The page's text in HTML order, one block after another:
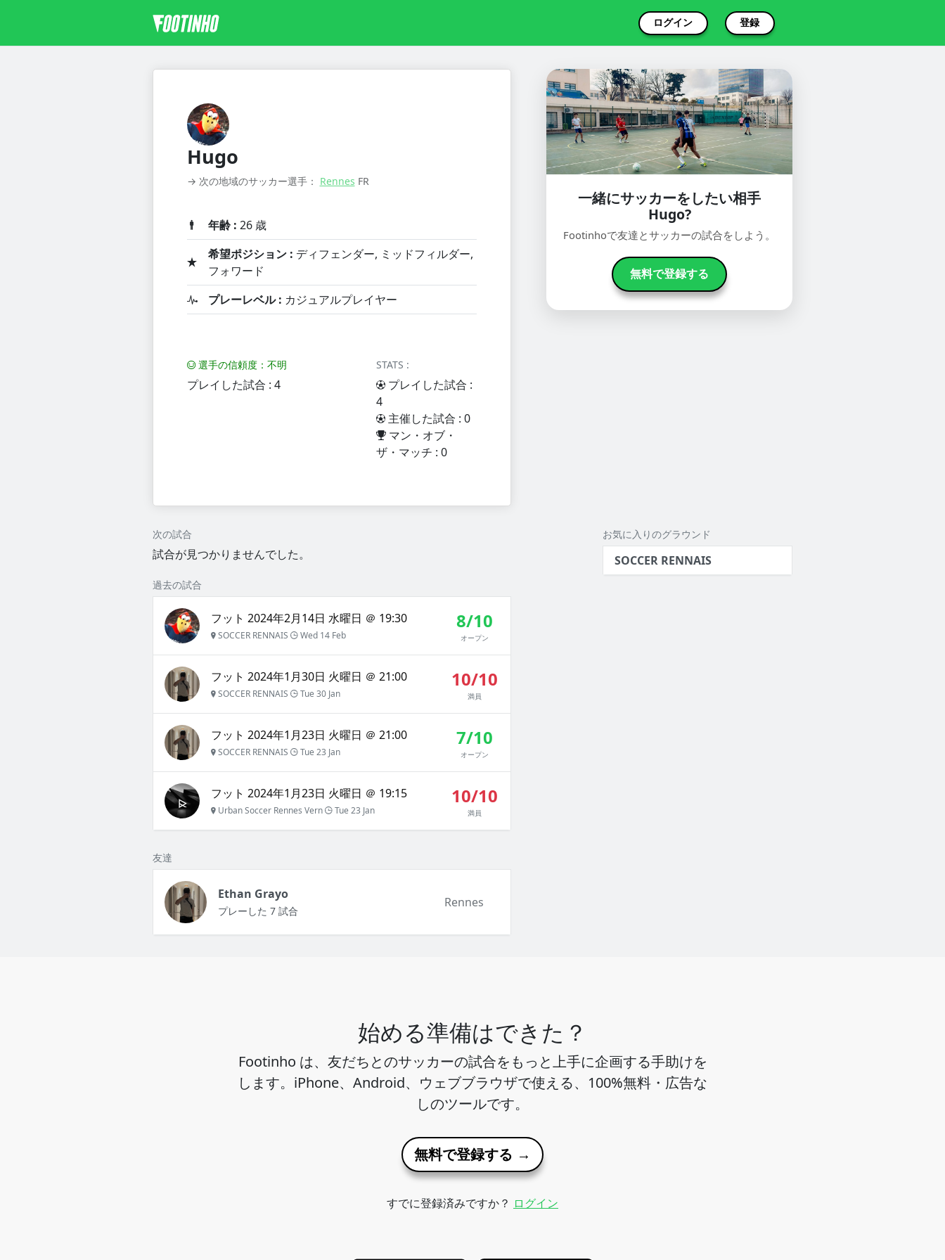
ログイン 登録
Hugo
→ 次の地域のサッカー選手： Rennes FR
年齢 : 26 歳
希望ポジション : ディフェンダー, ミッドフィルダー,
フォワード
プレーレベル : カジュアルプレイヤー
選手の信頼度：不明
プレイした試合 : 4
STATS :
プレイした試合 :
4
主催した試合 : 0
マン・オブ・
ザ・マッチ : 0
一緒にサッカーをしたい相手
Hugo?
Footinhoで友達とサッカーの試合をしよう。
無料で登録する
次の試合
試合が見つかりませんでした。
過去の試合
フット 2024年2月14日 水曜日 ＠ 19:30
SOCCER RENNAIS Wed 14 Feb
8/10
オープン
フット 2024年1月30日 火曜日 ＠ 21:00
SOCCER RENNAIS Tue 30 Jan
10/10
満員
フット 2024年1月23日 火曜日 ＠ 21:00
SOCCER RENNAIS Tue 23 Jan
7/10
オープン
フット 2024年1月23日 火曜日 ＠ 19:15
Urban Soccer Rennes Vern Tue 23 Jan
10/10
満員
友達
Ethan Grayo
プレーした 7 試合
Rennes
お気に入りのグラウンド
SOCCER RENNAIS
始める準備はできた？
Footinho は、友だちとのサッカーの試合をもっと上手に企画する手助けを
します。iPhone、Android、ウェブブラウザで使える、100%無料・広告な
しのツールです。
無料で登録する →
すでに登録済みですか？ ログイン